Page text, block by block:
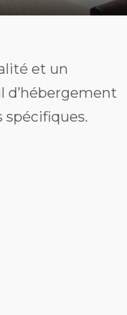
et un
d’hébergement
spécifiques.